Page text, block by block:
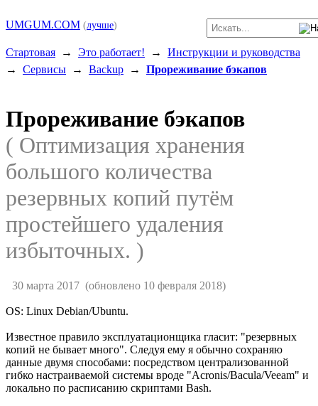
UMGUM.COM (лучше)
Стартовая → Это работает! → Инструкции и руководства
→ Сервисы → Backup → Прореживание бэкапов
Прореживание бэкапов
( Оптимизация хранения
большого количества
резервных копий путём
простейшего удаления
избыточных. )
30 марта 2017(обновлено 10 февраля 2018)
OS: Linux Debian/Ubuntu.
Известное правило эксплуатационщика гласит: "резервных
копий не бывает много". Следуя ему я обычно сохраняю
данные двумя способами: посредством централизованной
гибко настраиваемой системы вроде "Acronis/Bacula/Veeam" и
локально по расписанию скриптами Bash.